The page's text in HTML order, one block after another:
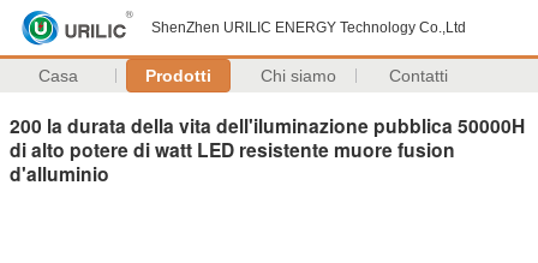
ShenZhen URILIC ENERGY Technology Co.,Ltd
Casa Prodotti Chi siamo Contatti
200 la durata della vita dell'iluminazione pubblica 50000H
di alto potere di watt LED resistente muore fusion
d'alluminio